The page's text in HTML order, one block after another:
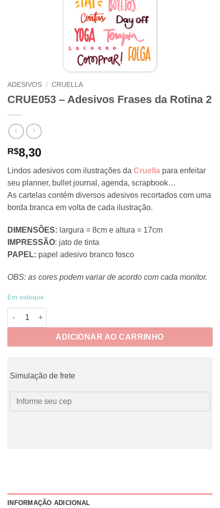
ADESIVOS / CRUELLA
CRUE053 – Adesivos Frases da Rotina 2
R$8,30
Lindos adesivos com ilustrações da Cruella para enfeitar
seu planner, bullet journal, agenda, scrapbook…
As cartelas contém diversos adesivos recortados com uma
borda branca em volta de cada ilustração.
DIMENSÕES: largura = 8cm e altura = 17cm
IMPRESSÃO: jato de tinta
PAPEL: papel adesivo branco fosco
OBS: as cores podem variar de acordo com cada monitor.
Em estoque
CRUE053 - Adesivos Frases da Rotina 2 quantidade
ADICIONAR AO CARRINHO
Simulação de frete
INFORMAÇÃO ADICIONAL